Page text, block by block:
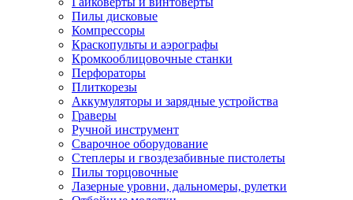
Пилы дисковые
Компрессоры
Краскопульты и аэрографы
Кромкооблицовочные станки
Перфораторы
Плиткорезы
Аккумуляторы и зарядные устройства
Граверы
Ручной инструмент
Сварочное оборудование
Степлеры и гвоздезабивные пистолеты
Пилы торцовочные
Лазерные уровни, дальномеры, рулетки